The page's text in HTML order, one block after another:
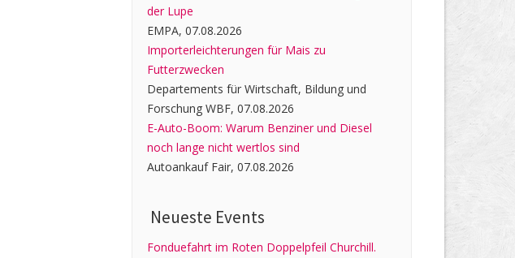
der Lupe
EMPA, 07.08.2026
Importerleichterungen für Mais zu
Futterzwecken
Departements für Wirtschaft, Bildung und
Forschung WBF, 07.08.2026
E-Auto-Boom: Warum Benziner und Diesel
noch lange nicht wertlos sind
Autoankauf Fair, 07.08.2026
Neueste Events
Fonduefahrt im Roten Doppelpfeil Churchill.